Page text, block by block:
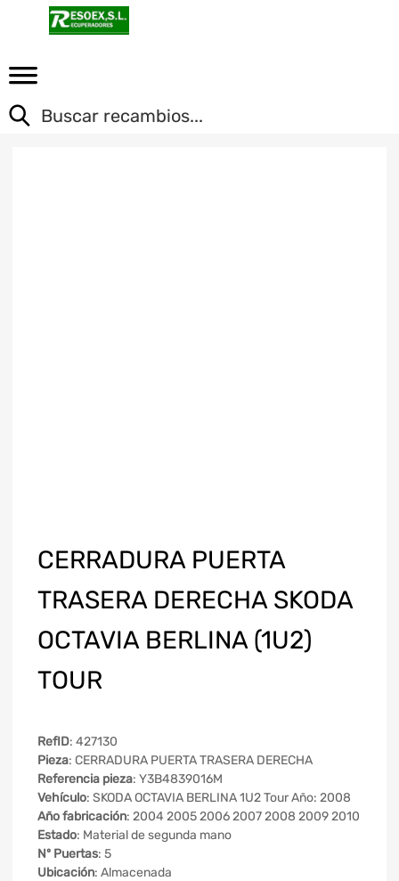
CERRADURA PUERTA
TRASERA DERECHA SKODA
OCTAVIA BERLINA (1U2)
TOUR
RefID: 427130
Pieza: CERRADURA PUERTA TRASERA DERECHA
Referencia pieza: Y3B4839016M
Vehículo: SKODA OCTAVIA BERLINA 1U2 Tour Año: 2008
Año fabricación: 2004 2005 2006 2007 2008 2009 2010
Estado: Material de segunda mano
Nº Puertas: 5
Ubicación: Almacenada